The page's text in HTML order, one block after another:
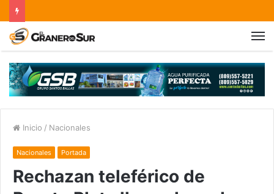
Inicio / Nacionales
Nacionales Portada
Rechazan teleférico de